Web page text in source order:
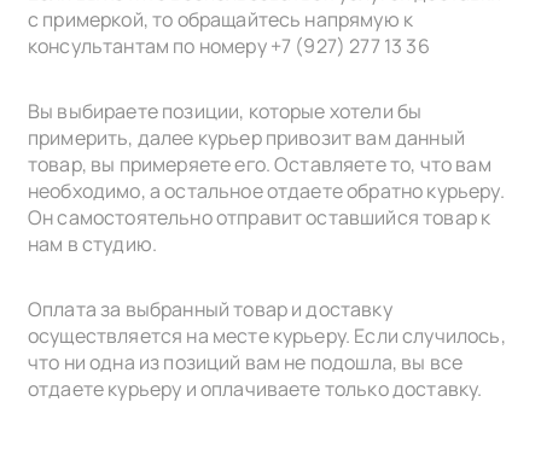
с примеркой, то обращайтесь напрямую к
консультантам по номеру +7 (927) 277 13 36
Вы выбираете позиции, которые хотели бы
примерить, далее курьер привозит вам данный
товар, вы примеряете его. Оставляете то, что вам
необходимо, а остальное отдаете обратно курьеру.
Он самостоятельно отправит оставшийся товар к
нам в cтудию.
Оплата за выбранный товар и доставку
осуществляется на месте курьеру. Если случилось,
что ни одна из позиций вам не подошла, вы все
отдаете курьеру и оплачиваете только доставку.